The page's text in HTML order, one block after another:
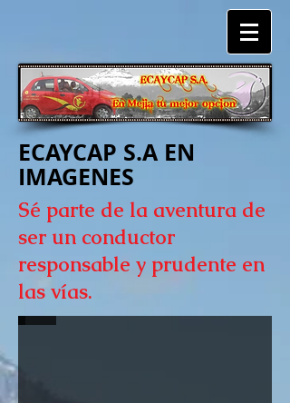
ECAYCAP S.A EN
IMAGENES
Sé parte de la aventura de
ser un conductor
responsable y prudente en
las vías.
Los Ilinizas
Asentados bajo un extraordinario paisaje de la